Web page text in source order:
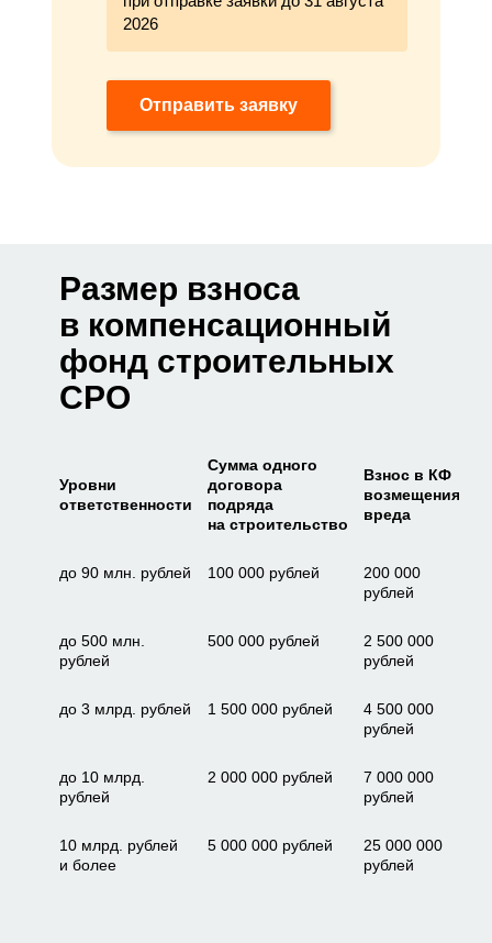
2026
Отправить заявку
Размер взноса
в компенсационный
фонд строительных
СРО
Уровни
ответственности
Сумма одного
договора
подряда
на строительство
Взнос в КФ
возмещения
вреда
до 90 млн. рублей 100 000 рублей
200 000
рублей
до 500 млн.
рублей
500 000 рублей
2 500 000
рублей
до 3 млрд. рублей 1 500 000 рублей
4 500 000
рублей
до 10 млрд.
рублей
2 000 000 рублей
7 000 000
рублей
10 млрд. рублей
и более
5 000 000 рублей
25 000 000
рублей